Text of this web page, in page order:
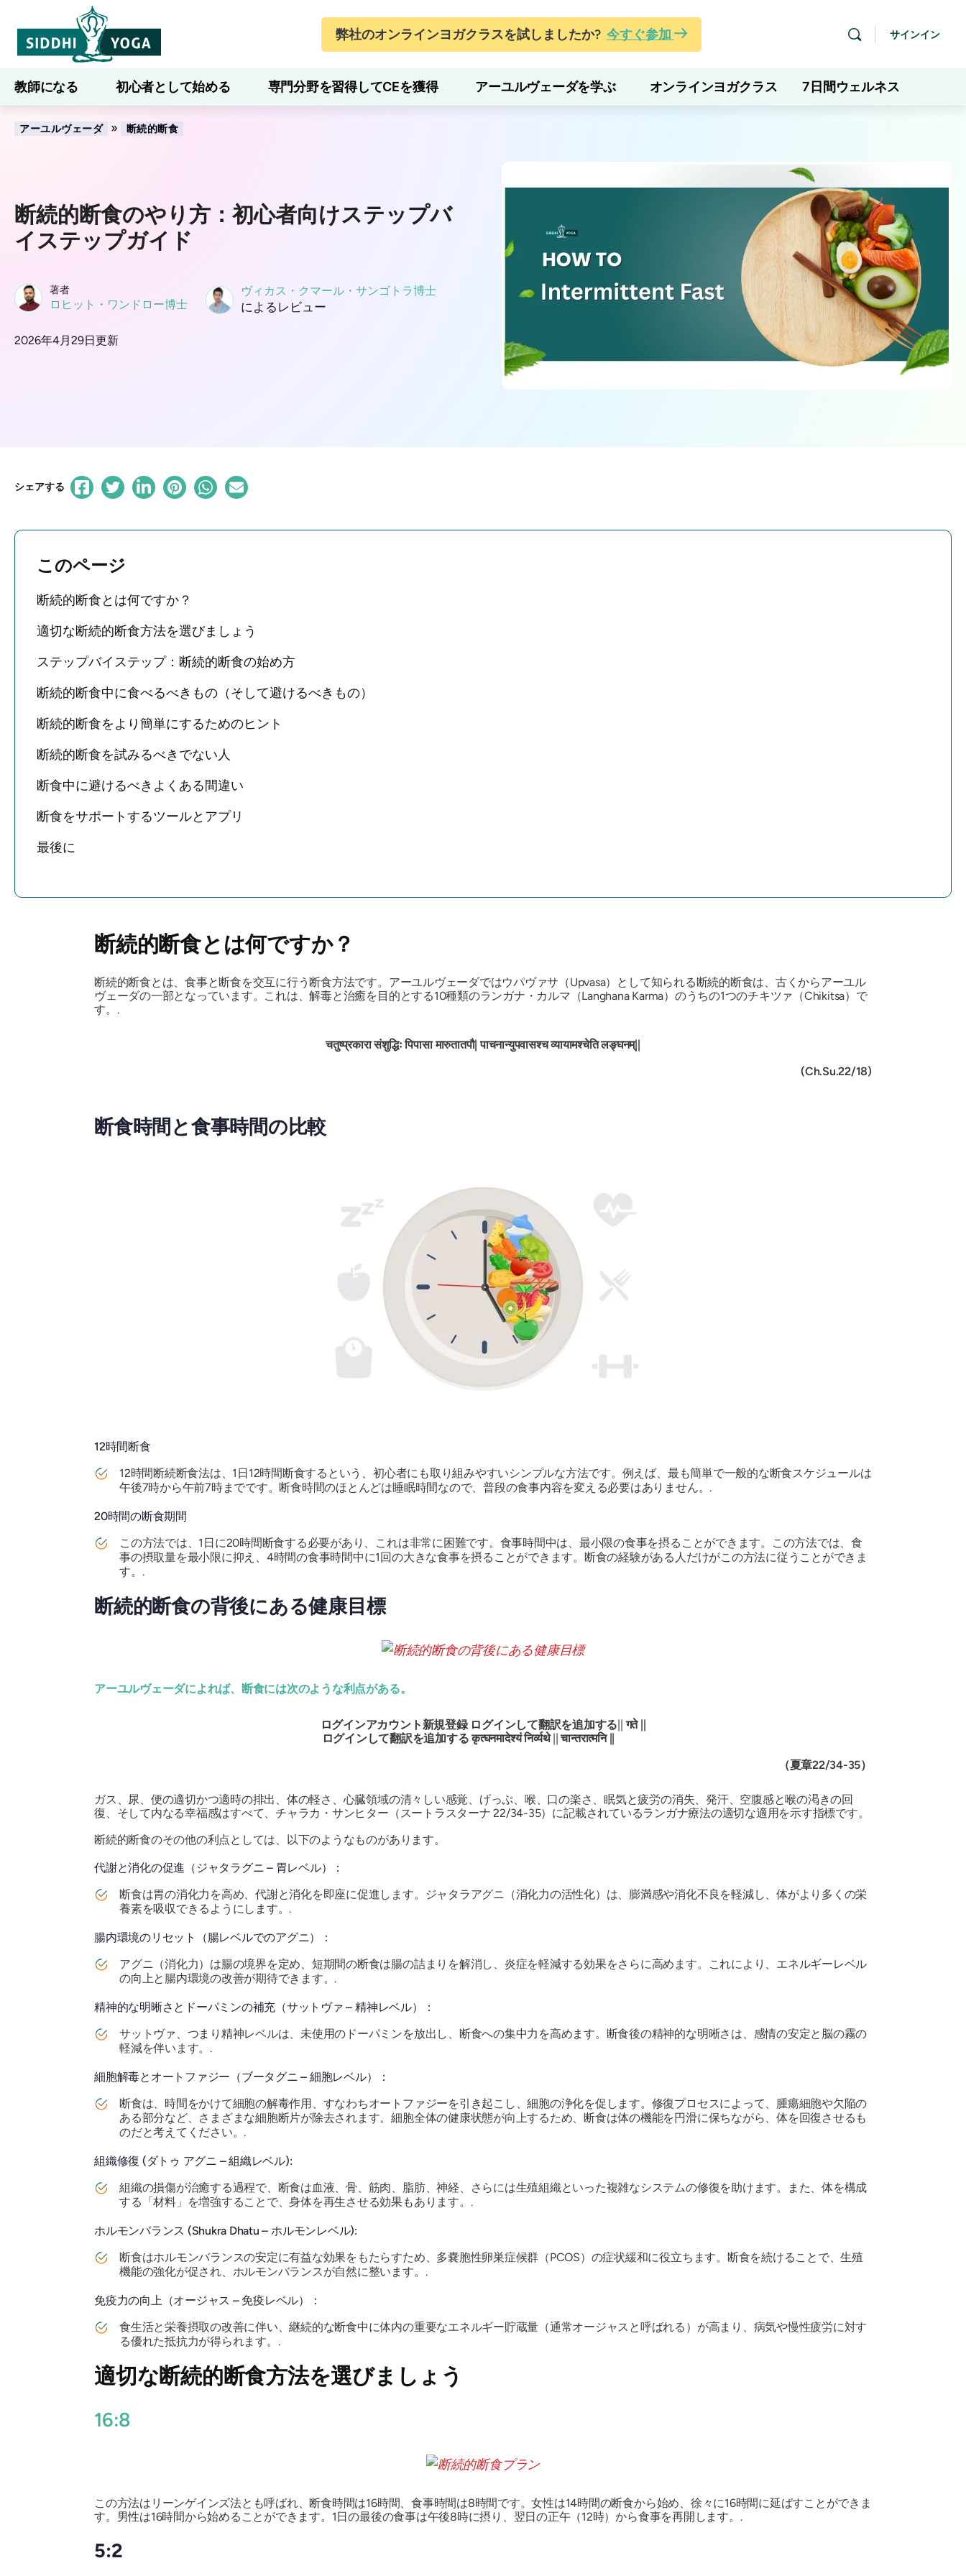
弊社のオンラインヨガクラスを試しましたか? 今すぐ参加 サインイン
教師になる 初心者として始める 専門分野を習得してCEを獲得 アーユルヴェーダを学ぶ オンラインヨガクラス 7日間ウェルネス
ブログ 学ぶ
アーユルヴェーダ » 断続的断食
断続的断食のやり方：初心者向けステップバ
イステップガイド
著者
ロヒット・ワンドロー博士
ヴィカス・クマール・サンゴトラ博士
によるレビュー
2026年4月29日更新
シェアする
このページ
断続的断食とは何ですか？
適切な断続的断食方法を選びましょう
ステップバイステップ：断続的断食の始め方
断続的断食中に食べるべきもの（そして避けるべきもの）
断続的断食をより簡単にするためのヒント
断続的断食を試みるべきでない人
断食中に避けるべきよくある間違い
断食をサポートするツールとアプリ
最後に
断続的断食とは何ですか？
断続的断食とは、食事と断食を交互に行う断食方法です。アーユルヴェーダではウパヴァサ（Upvasa）として知られる断続的断食は、古くからアーユル
ヴェーダの一部となっています。これは、解毒と治癒を目的とする10種類のランガナ・カルマ（Langhana Karma）のうちの1つのチキツァ（Chikitsa）で
す。.
चतुष्प्रकारा संशुद्धिः पिपासा मारुतातपौ| पाचनान्युपवासश्च व्यायामश्चेति लङ्घनम्||
(Ch.Su.22/18)
断食時間と食事時間の比較
12時間断食
12時間断続断食法は、1日12時間断食するという、初心者にも取り組みやすいシンプルな方法です。例えば、最も簡単で一般的な断食スケジュールは
午後7時から午前7時までです。断食時間のほとんどは睡眠時間なので、普段の食事内容を変える必要はありません。.
20時間の断食期間
この方法では、1日に20時間断食する必要があり、これは非常に困難です。食事時間中は、最小限の食事を摂ることができます。この方法では、食
事の摂取量を最小限に抑え、4時間の食事時間中に1回の大きな食事を摂ることができます。断食の経験がある人だけがこの方法に従うことができま
す。.
断続的断食の背後にある健康目標
アーユルヴェーダによれば、断食には次のような利点がある。
ログインアカウント新規登録 ログインして翻訳を追加する ||गते
ログインして翻訳を追加するकृत्घनमादेश्यंनिर्व्यथे||चान्तरात्मनि
（夏章22/34-35）
ガス、尿、便の適切かつ適時の排出、体の軽さ、心臓領域の清々しい感覚、げっぷ、喉、口の楽さ、眠気と疲労の消失、発汗、空腹感と喉の渇きの回
復、そして内なる幸福感はすべて、チャラカ・サンヒター （スートラスターナ 22/34-35）に記載されているランガナ療法の適切な適用を示す指標です。
断続的断食のその他の利点としては、以下のようなものがあります。
代謝と消化の促進（ジャタラグニ – 胃レベル）：
断食は胃の消化力を高め、代謝と消化を即座に促進します。ジャタラアグニ（消化力の活性化）は、膨満感や消化不良を軽減し、体がより多くの栄
養素を吸収できるようにします。.
腸内環境のリセット（腸レベルでのアグニ）：
アグニ（消化力）は腸の境界を定め、短期間の断食は腸の詰まりを解消し、炎症を軽減する効果をさらに高めます。これにより、エネルギーレベル
の向上と腸内環境の改善が期待できます。.
精神的な明晰さとドーパミンの補充（サットヴァ – 精神レベル）：
サットヴァ、つまり精神レベルは、未使用のドーパミンを放出し、断食への集中力を高めます。断食後の精神的な明晰さは、感情の安定と脳の霧の
軽減を伴います。.
細胞解毒とオートファジー（ブータグニ – 細胞レベル）：
断食は、時間をかけて細胞の解毒作用、すなわちオートファジーを引き起こし、細胞の浄化を促します。修復プロセスによって、腫瘍細胞や欠陥の
ある部分など、さまざまな細胞断片が除去されます。細胞全体の健康状態が向上するため、断食は体の機能を円滑に保ちながら、体を回復させるも
のだと考えてください。.
組織修復 (ダトゥ アグニ – 組織レベル):
組織の損傷が治癒する過程で、断食は血液、骨、筋肉、脂肪、神経、さらには生殖組織といった複雑なシステムの修復を助けます。また、体を構成
する「材料」を増強することで、身体を再生させる効果もあります。.
ホルモンバランス (Shukra Dhatu – ホルモンレベル):
断食はホルモンバランスの安定に有益な効果をもたらすため、多嚢胞性卵巣症候群（PCOS）の症状緩和に役立ちます。断食を続けることで、生殖
機能の強化が促され、ホルモンバランスが自然に整います。.
免疫力の向上（オージャス – 免疫レベル）：
食生活と栄養摂取の改善に伴い、継続的な断食中に体内の重要なエネルギー貯蔵量（通常オージャスと呼ばれる）が高まり、病気や慢性疲労に対す
る優れた抵抗力が得られます。.
適切な断続的断食方法を選びましょう
16:8
この方法はリーンゲインズ法とも呼ばれ、断食時間は16時間、食事時間は8時間です。女性は14時間の断食から始め、徐々に16時間に延ばすことができま
す。男性は16時間から始めることができます。1日の最後の食事は午後8時に摂り、翌日の正午（12時）から食事を再開します。.
5:2